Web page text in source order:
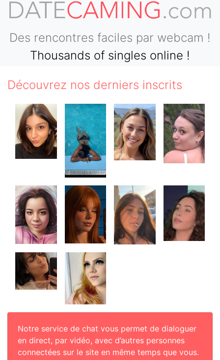
Des rencontres faciles par webcam !
Thousands of singles online !
Découvrez nos derniers inscrits
Notre service de chat vous permet de dialoguer
en direct, par vidéo, avec d’autres personnes
connectées sur le site en même temps que vous.